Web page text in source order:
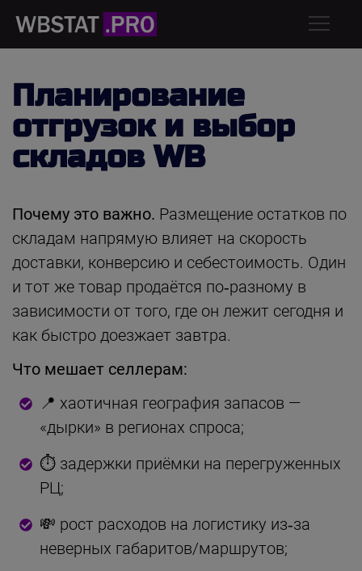
Планирование
отгрузок и выбор
складов WB
Почему это важно. Размещение остатков по
складам напрямую влияет на скорость
доставки, конверсию и себестоимость. Один
и тот же товар продаётся по‑разному в
зависимости от того, где он лежит сегодня и
как быстро доезжает завтра.
Что мешает селлерам:
📍 хаотичная география запасов —
«дырки» в регионах спроса;
⏱️ задержки приёмки на перегруженных
РЦ;
💸 рост расходов на логистику из‑за
неверных габаритов/маршрутов;